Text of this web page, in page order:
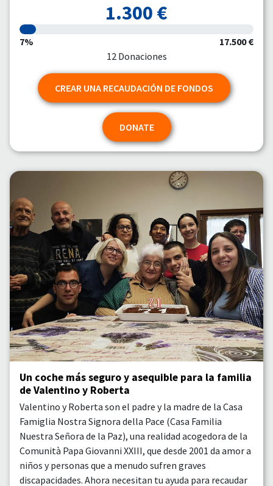
1.300 €
7%
17.500 €
12 Donaciones
CREAR UNA RECAUDACIÓN DE FONDOS
DONATE
Un coche más seguro y asequible para la familia
de Valentino y Roberta
Valentino y Roberta son el padre y la madre de la Casa
Famiglia Nostra Signora della Pace (Casa Familia
Nuestra Señora de la Paz), una realidad acogedora de la
Comunità Papa Giovanni XXIII, que desde 2001 da amor a
niños y personas que a menudo sufren graves
discapacidades. Ahora necesitan tu ayuda para recaudar